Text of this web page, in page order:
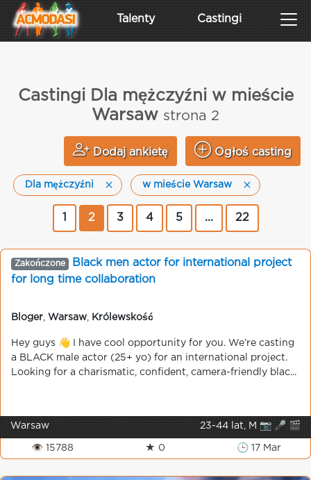
Talenty Castingi
Castingi Dla mężczyźni w mieście
Warsaw strona 2
Dodaj ankietę Ogłoś casting
Dla mężczyźni w mieście Warsaw
2 3 4 5 ... 22
Zakończone
Black men actor for international project
for long time collaboration
Bloger Warsaw Królewskość
Hey guys 👋 I have cool opportunity for you. We’re casting
a BLACK male actor (25+ yo) for an international project.
Looking for a charismatic, confident, camera-friendly blac...
Warsaw 23-44 lat, M 📷 🎤 🎬
👁 15788 ★ 0 🕒 17 Mar